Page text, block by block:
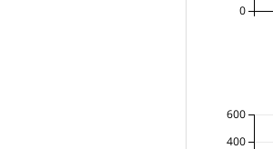
0
400
600